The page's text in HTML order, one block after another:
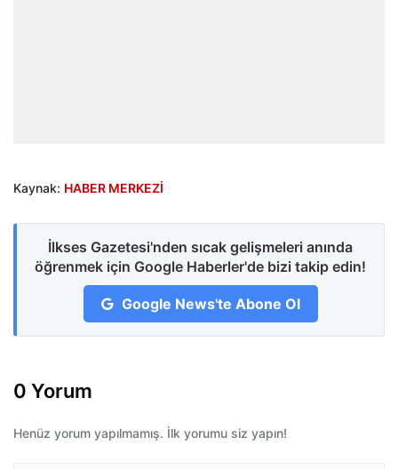
Kaynak: HABER MERKEZİ
İlkses Gazetesi'nden sıcak gelişmeleri anında
öğrenmek için Google Haberler'de bizi takip edin!
Google News'te Abone Ol
0 Yorum
Henüz yorum yapılmamış. İlk yorumu siz yapın!